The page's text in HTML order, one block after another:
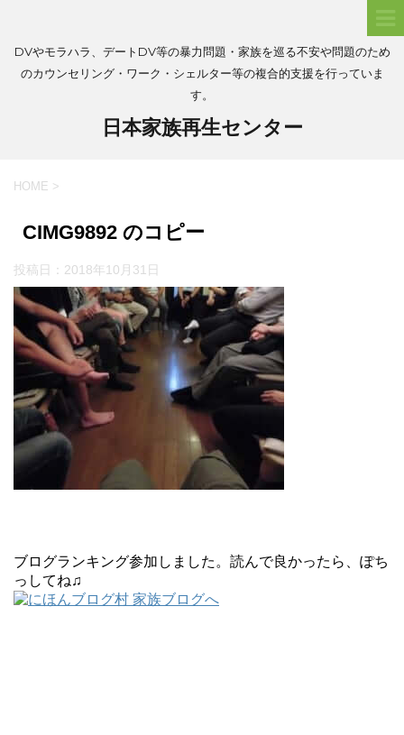
DVやモラハラ、デートDV等の暴力問題・家族を巡る不安や問題のため
のカウンセリング・ワーク・シェルター等の複合的支援を行っていま
す。
日本家族再生センター
HOME >
CIMG9892 のコピー
投稿日： 2018年10月31日
ブログランキング参加しました。読んで良かったら、ぽち
っしてね♫